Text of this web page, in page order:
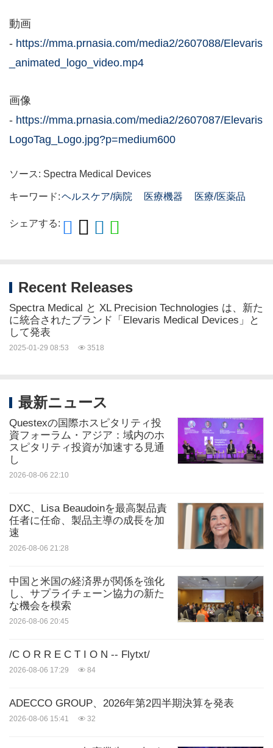
動画
- https://mma.prnasia.com/media2/2607088/Elevaris
_animated_logo_video.mp4
画像
- https://mma.prnasia.com/media2/2607087/Elevaris
LogoTag_Logo.jpg?p=medium600
ソース: Spectra Medical Devices
キーワード:ヘルスケア/病院 医療機器 医療/医薬品
シェアする:
Recent Releases
Spectra Medical と XL Precision Technologies は、新た
に統合されたブランド「Elevaris Medical Devices」と
して発表
2025-01-29 08:53 3518
最新ニュース
Questexの国際ホスピタリティ投
資フォーラム・アジア：域内のホ
スピタリティ投資が加速する見通
し
2026-08-06 22:10
DXC、Lisa Beaudoinを最高製品責
任者に任命、製品主導の成長を加
速
2026-08-06 21:28
中国と米国の経済界が関係を強化
し、サプライチェーン協力の新た
な機会を模索
2026-08-06 20:45
/C O R R E C T I O N -- Flytxt/
2026-08-06 17:29 84
ADECCO GROUP、2026年第2四半期決算を発表
2026-08-06 15:41 32